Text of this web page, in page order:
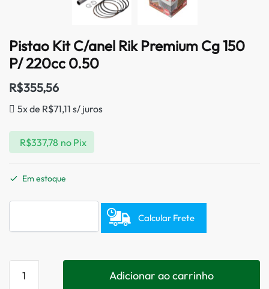
Pistao Kit C/anel Rik Premium Cg 150
P/ 220cc 0.50
R$355,56
5x de R$71,11 s/ juros
R$337,78 no Pix
Em estoque
Calcular Frete
Adicionar ao carrinho